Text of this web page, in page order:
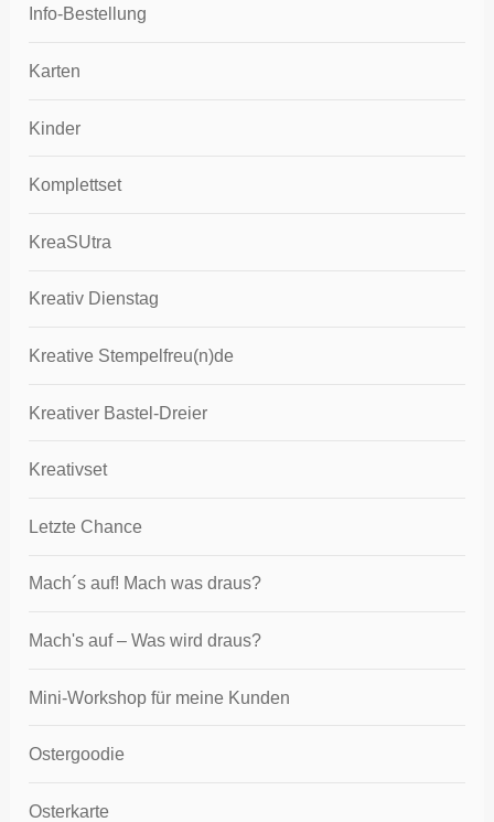
Info-Bestellung
Karten
Kinder
Komplettset
KreaSUtra
Kreativ Dienstag
Kreative Stempelfreu(n)de
Kreativer Bastel-Dreier
Kreativset
Letzte Chance
Mach´s auf! Mach was draus?
Mach's auf – Was wird draus?
Mini-Workshop für meine Kunden
Ostergoodie
Osterkarte